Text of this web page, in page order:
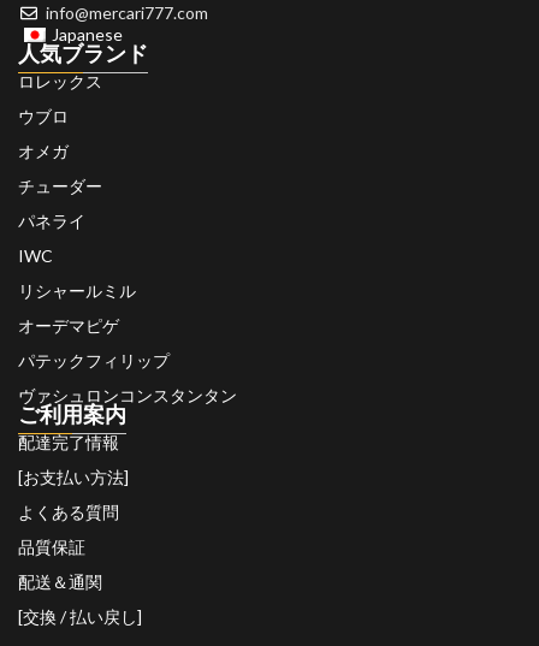
info@mercari777.com
Japanese
人気ブランド
ロレックス
ウブロ
オメガ
チューダー
パネライ
IWC
リシャールミル
オーデマピゲ
パテックフィリップ
ヴァシュロンコンスタンタン
ご利用案内
配達完了情報
[お支払い方法]
よくある質問
品質保証
配送＆通関
[交換 / 払い戻し]